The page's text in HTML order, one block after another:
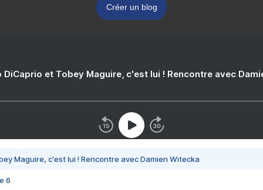
Créer un blog
DiCaprio et Tobey Maguire, c'est lui ! Rencontre avec
Maguire, c'est lui ! Rencontre avec Damien Witecka
6